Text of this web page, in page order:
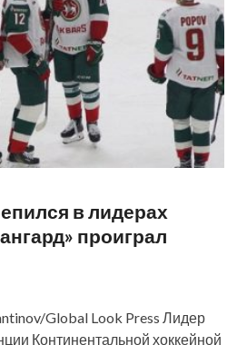
в лидерах
проиграл
Global Look Press Лидер
Континентальной хоккейной